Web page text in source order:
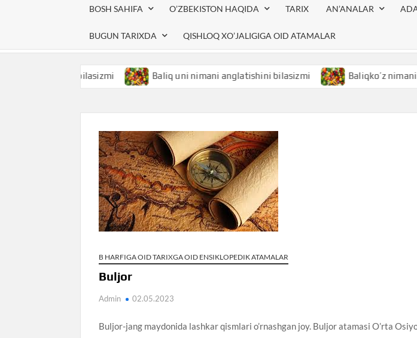
BOSH SAHIFA O’ZBEKISTON HAQIDA TARIX AN’ANALAR
BUGUN TARIXDA QISHLOQ XO’JALIGIGA OID ATAMALAR
Baliq uni nimani anglatishini bilasizmi Baliqko’z nimani
B HARFIGA OID TARIXGA OID ENSIKLOPEDIK ATAMALAR
Buljor
Admin 02.05.2023
Buljor-jang maydonida lashkar qismlari o’rnashgan joy. Buljor atamasi O’rta